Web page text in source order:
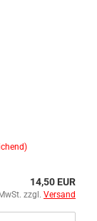
14,50 EUR
zzgl. Versand